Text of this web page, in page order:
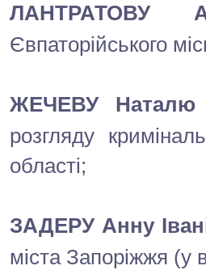
ЛАНТРАТОВУ
Євпаторійського
ЖЕЧЕВУ Наталю
розгляду
області;
ЗАДЕРУ Анну
міста Запоріжжя (у